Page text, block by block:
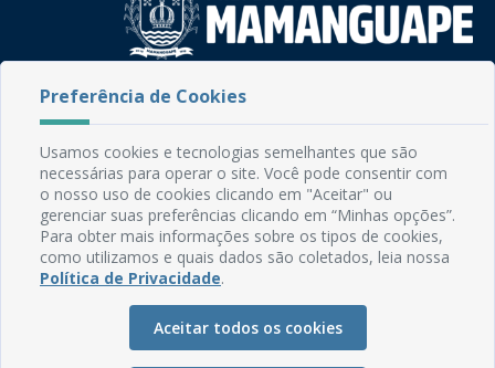
Rua do Imperador, 78, Centro
CEP: 58.280-000 - Mamanguape/PB
Email: comunicacao@mamanguape.pb.gov.br
Expediente: Segunda à Sexta, das 08h às 13h
Mapa do Site
Perguntas frequentes
Manual de Navegação
Glossário
Preferência de Cookies
Usamos cookies e tecnologias semelhantes que são
necessárias para operar o site. Você pode consentir com
o nosso uso de cookies clicando em "Aceitar" ou
gerenciar suas preferências clicando em “Minhas opções”.
Para obter mais informações sobre os tipos de cookies,
como utilizamos e quais dados são coletados, leia nossa
Política de Privacidade.
Aceitar todos os cookies